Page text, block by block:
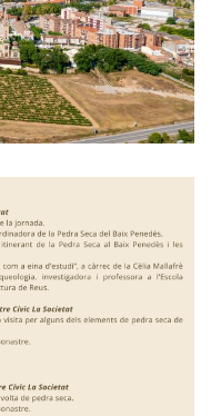
Baix
De Juny